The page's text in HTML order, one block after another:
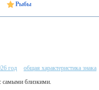
Рыбы
год
общая характеристика знака
самыми близкими.